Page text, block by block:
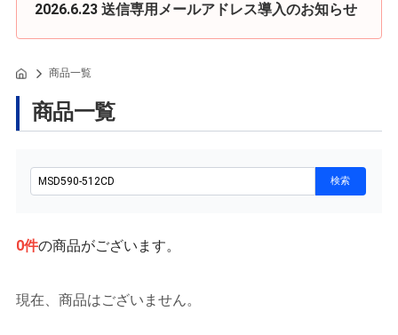
2026.6.23 送信専用メールアドレス導入のお知らせ
商品一覧
商品一覧
0件の商品がございます。
現在、商品はございません。